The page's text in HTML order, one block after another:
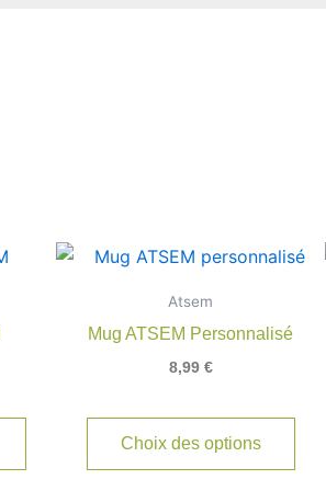
Atsem
Mug ATSEM Personnalisé
8,99 €
Choix des options